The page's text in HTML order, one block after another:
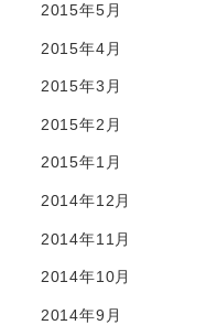
2015年5月
2015年4月
2015年3月
2015年2月
2015年1月
2014年12月
2014年11月
2014年10月
2014年9月